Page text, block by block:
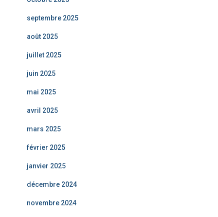
septembre 2025
août 2025
juillet 2025
juin 2025
mai 2025
avril 2025
mars 2025
février 2025
janvier 2025
décembre 2024
novembre 2024